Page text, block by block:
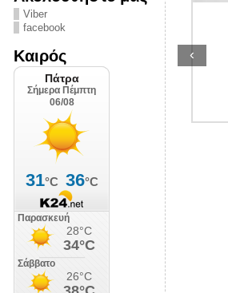
Viber
facebook
Καιρός
Ιουλίου 2026
‹